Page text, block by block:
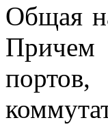
Общая
Причем
портов,